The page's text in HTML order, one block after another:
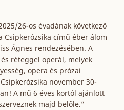
26-os évadának következő
című éber álom
Ágnes rendezésében. A
réteggel operál, melyek
opera és prózai
november 30-
A mű 6 éves kortól ajánlott
majd belőle.”